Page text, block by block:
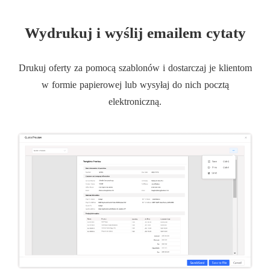
Wydrukuj i wyślij emailem cytaty
Drukuj oferty za pomocą szablonów i dostarczaj je klientom
w formie papierowej lub wysyłaj do nich pocztą
elektroniczną.